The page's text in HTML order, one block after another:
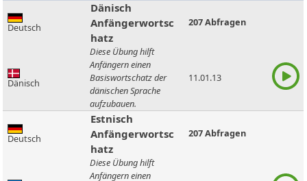
Deutsch
Dänisch
Anfängerwortsc
hatz
207 Abfragen
Dänisch
Diese Übung hilft
Anfängern einen
Basiswortschatz der
dänischen Sprache
aufzubauen.
11.01.13
Deutsch
Estnisch
Anfängerwortsc
hatz
207 Abfragen
Diese Übung hilft
Anfängern einen